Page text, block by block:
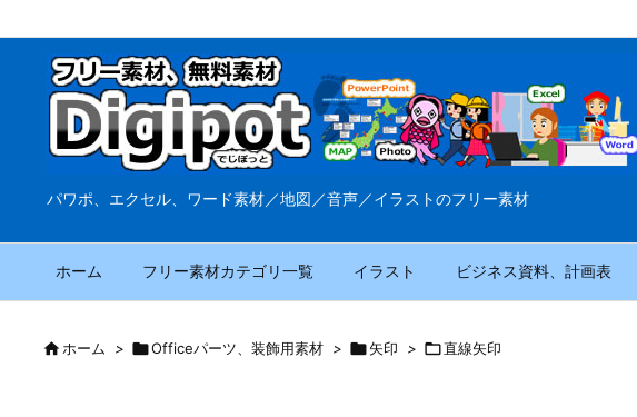
パワポ、エクセル、ワード素材／地図／音声／イラストのフリー素材
ホーム フリー素材カテゴリ一覧 イラスト ビジネス資料、計画表
ホーム > Officeパーツ、装飾用素材 > 矢印 > 直線矢印